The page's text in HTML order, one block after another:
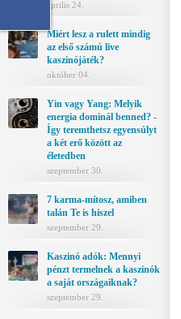
április 24.
Miért lesz a rulett mindig
az első számú live
kaszinójáték?
október 04.
Yin vagy Yang: Melyik
energia dominál benned? -
Így teremthetsz egyensúlyt
a két erő között az
életedben
szeptember 30.
7 karma-mítosz, amiben
talán Te is hiszel
szeptember 29.
Kaszinó adók: Mennyi
pénzt termelnek a kaszinók
a saját országaiknak?
szeptember 29.